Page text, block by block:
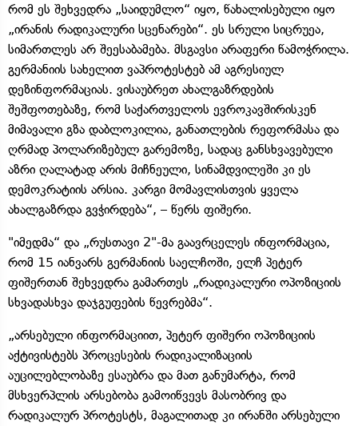
რომ ეს შეხვედრა „საიდუმლო“ იყო, წახალისებული იყო
„ირანის რადიკალური სცენარები“. ეს სრული სიცრუეა,
სიმართლეს არ შეესაბამება. მსგავსი არაფერი წამოჭრილა.
გერმანიის სახელით ვაპროტესტებ ამ აგრესიულ
დეზინფორმაციას. ვისაუბრეთ ახალგაზრდების
შეშფოთებაზე, რომ საქართველოს ევროკავშირისკენ
მიმავალი გზა დაბლოკილია, განათლების რეფორმასა და
ღრმად პოლარიზებულ გარემოზე, სადაც განსხვავებული
აზრი ღალატად არის მიჩნეული, სინამდვილეში კი ეს
დემოკრატიის არსია. კარგი მომავლისთვის ყველა
ახალგაზრდა გვჭირდება“, – წერს ფიშერი.
"იმედმა“ და „რუსთავი 2"-მა გაავრცელეს ინფორმაცია,
რომ 15 იანვარს გერმანიის საელჩოში, ელჩ პეტერ
ფიშერთან შეხვედრა გამართეს „რადიკალური ოპოზიციის
სხვადასხვა დაჯგუფების წევრებმა“.
„არსებული ინფორმაციით, პეტერ ფიშერი ოპოზიციის
აქტივისტებს პროცესების რადიკალიზაციის
აუცილებლობაზე ესაუბრა და მათ განუმარტა, რომ
მსხვერპლის არსებობა გამოიწვევს მასობრივ და
რადიკალურ პროტესტს, მაგალითად კი ირანში არსებული